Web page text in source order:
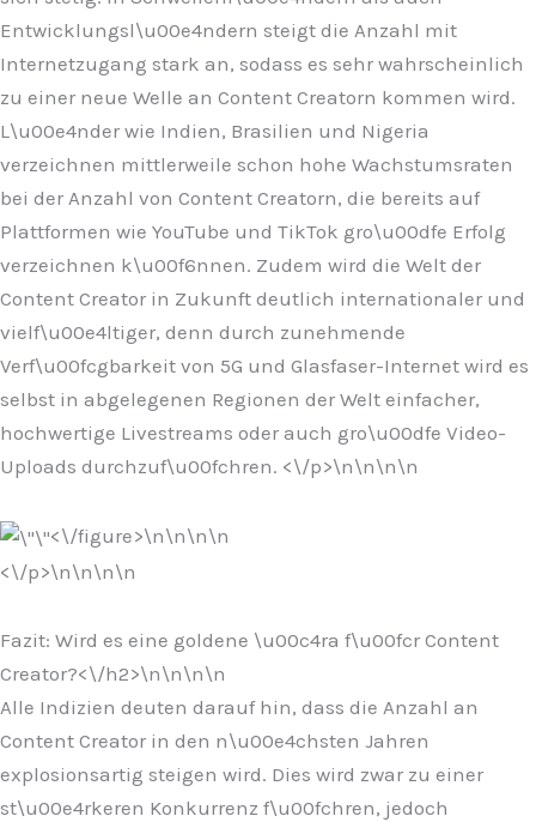
Entwicklungsl\u00e4ndern steigt die Anzahl mit
Internetzugang stark an, sodass es sehr wahrscheinlich
zu einer neue Welle an Content Creatorn kommen wird.
L\u00e4nder wie Indien, Brasilien und Nigeria
verzeichnen mittlerweile schon hohe Wachstumsraten
bei der Anzahl von Content Creatorn, die bereits auf
Plattformen wie YouTube und TikTok gro\u00dfe Erfolg
verzeichnen k\u00f6nnen. Zudem wird die Welt der
Content Creator in Zukunft deutlich internationaler und
vielf\u00e4ltiger, denn durch zunehmende
Verf\u00fcgbarkeit von 5G und Glasfaser-Internet wird es
selbst in abgelegenen Regionen der Welt einfacher,
hochwertige Livestreams oder auch gro\u00dfe Video-
Uploads durchzuf\u00fchren. <\/p>\n\n\n\n
<\/figure>\n\n\n\n
<\/p>\n\n\n\n
Fazit: Wird es eine goldene \u00c4ra f\u00fcr Content
Creator?<\/h2>\n\n\n\n
Alle Indizien deuten darauf hin, dass die Anzahl an
Content Creator in den n\u00e4chsten Jahren
explosionsartig steigen wird. Dies wird zwar zu einer
st\u00e4rkeren Konkurrenz f\u00fchren, jedoch